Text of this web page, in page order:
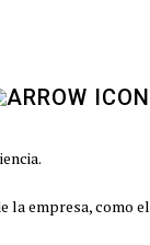
la empresa, como el